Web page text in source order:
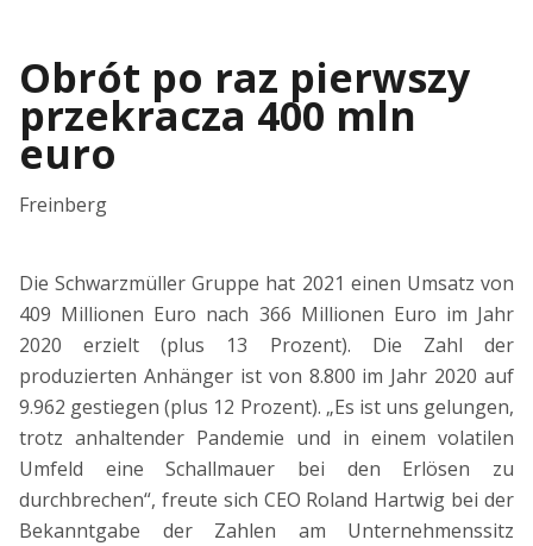
Obrót po raz pierwszy
przekracza 400 mln
euro
Freinberg
Die Schwarzmüller Gruppe hat 2021 einen Umsatz von
409 Millionen Euro nach 366 Millionen Euro im Jahr
2020 erzielt (plus 13 Prozent). Die Zahl der
produzierten Anhänger ist von 8.800 im Jahr 2020 auf
9.962 gestiegen (plus 12 Prozent). „Es ist uns gelungen,
trotz anhaltender Pandemie und in einem volatilen
Umfeld eine Schallmauer bei den Erlösen zu
durchbrechen“, freute sich CEO Roland Hartwig bei der
Bekanntgabe der Zahlen am Unternehmenssitz